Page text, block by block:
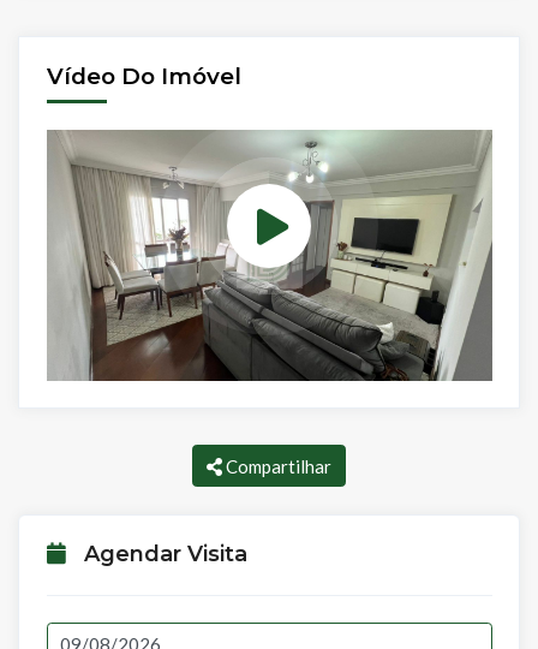
Vídeo Do Imóvel
Compartilhar
Agendar Visita